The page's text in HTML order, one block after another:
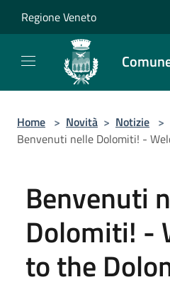
Regione Veneto
Home > Novità > Notizie >
Benvenuti nelle Dolomiti! -
Benvenuti
Dolomiti! -
to the